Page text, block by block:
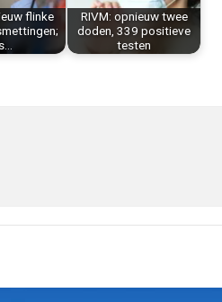
flinke
RIVM: opnieuw twee
doden, 339 positieve
testen